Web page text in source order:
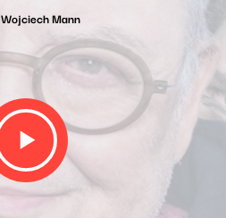
Wojciech Mann